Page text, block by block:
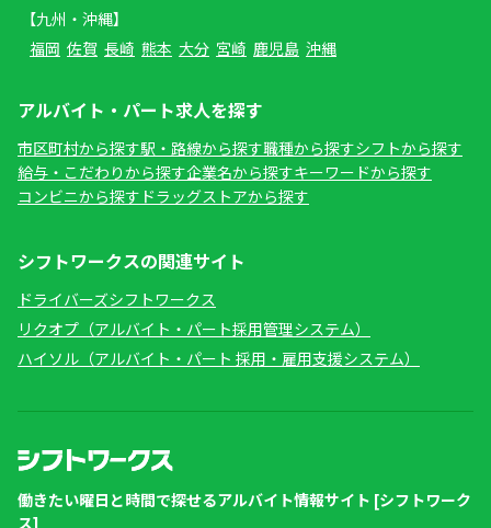
【九州・沖縄】
福岡 佐賀 長崎 熊本 大分 宮崎 鹿児島 沖縄
アルバイト・パート求人を探す
市区町村から探す駅・路線から探す職種から探すシフトから探す
給与・こだわりから探す企業名から探すキーワードから探す
コンビニから探す ドラッグストアから探す
シフトワークスの関連サイト
ドライバーズシフトワークス
リクオプ（アルバイト・パート採用管理システム）
ハイソル（アルバイト・パート 採用・雇用支援システム）
働きたい曜日と時間で探せるアルバイト情報サイト [シフトワーク
ス]